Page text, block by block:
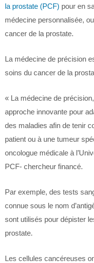
la prostate (PCF) pour en
médecine personnalisée,
cancer de la prostate.
La médecine de précision
soins du cancer de la
« La médecine de
approche innovante pour
des maladies afin de tenir
patient ou à une tumeur
oncologue médicale à
PCF- chercheur financé.
Par exemple, des tests
connue sous le nom
sont utilisés pour dépister
prostate.
Les cellules cancéreuses